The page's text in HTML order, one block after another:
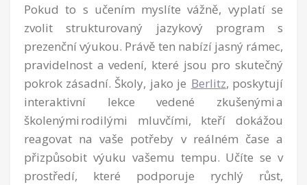
Pokud to s učením myslíte vážně, vyplatí se
zvolit strukturovaný jazykový program s
prezenční výukou. Právě ten nabízí jasný rámec,
pravidelnost a vedení, které jsou pro skutečný
pokrok zásadní. Školy, jako je Berlitz, poskytují
interaktivní lekce vedené zkušenými a
školenými rodilými mluvčími, kteří dokážou
reagovat na vaše potřeby v reálném čase a
přizpůsobit výuku vašemu tempu. Učíte se v
prostředí, které podporuje rychlý růst,